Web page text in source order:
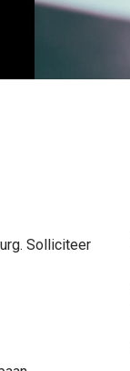
Solliciteer